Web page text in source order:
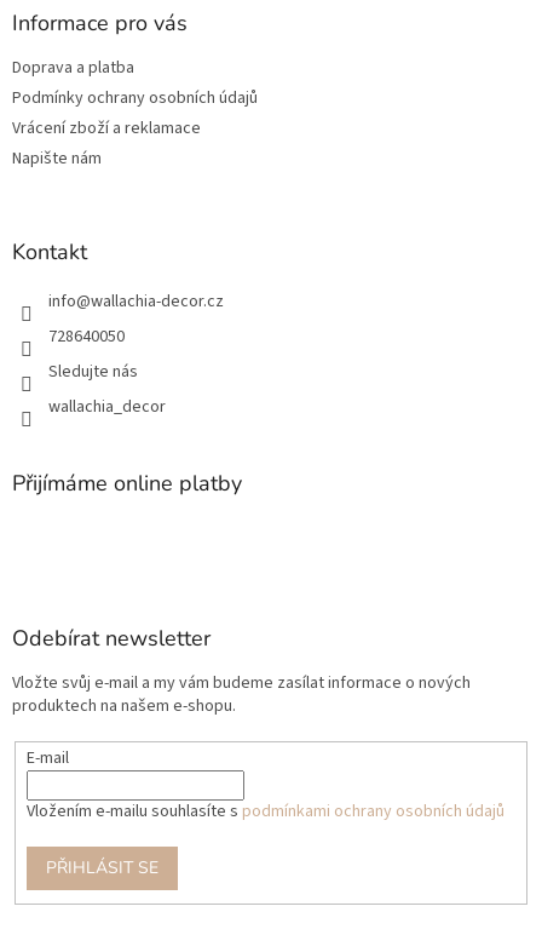
Informace pro vás
Doprava a platba
Podmínky ochrany osobních údajů
Vrácení zboží a reklamace
Napište nám
Kontakt
info@wallachia-decor.cz
728640050
Sledujte nás
wallachia_decor
Přijímáme online platby
Odebírat newsletter
Vložte svůj e-mail a my vám budeme zasílat informace o nových
produktech na našem e-shopu.
E-mail
Vložením e-mailu souhlasíte s podmínkami ochrany osobních údajů
PŘIHLÁSIT SE